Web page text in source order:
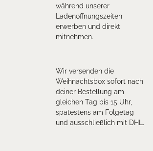
während unserer
Ladenöffnungszeiten
erwerben und direkt
mitnehmen.
Wir versenden die
Weihnachtsbox sofort nach
deiner Bestellung am
gleichen Tag bis 15 Uhr,
spätestens am Folgetag
und ausschließlich mit DHL.